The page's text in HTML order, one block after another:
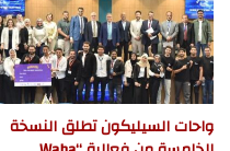
واحات السيليكون تطلق النسخة